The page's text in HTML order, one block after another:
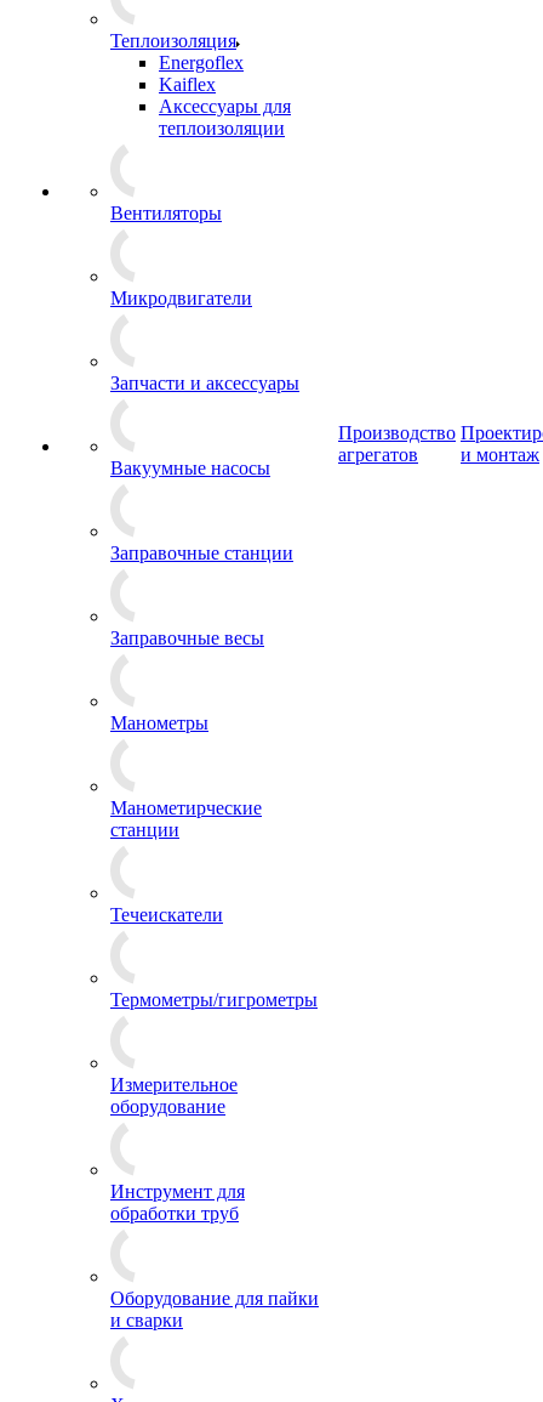
Теплоизоляция
Energoflex
Kaiflex
Аксессуары для
теплоизоляции
Вентиляторы
Микродвигатели
Запчасти и аксессуары
Вакуумные насосы
Заправочные станции
Заправочные весы
Манометры
Манометирческие
станции
Течеискатели
Термометры/гигрометры
Измерительное
оборудование
Инструмент для
обработки труб
Оборудование для пайки
и сварки
Производство
агрегатов
и монтаж